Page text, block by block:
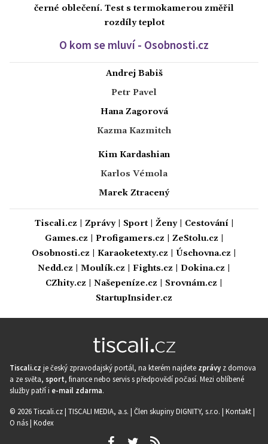
černé oblečení. Test s termokamerou změřil
rozdíly teplot
O kom se mluví - Osobnosti.cz
Andrej Babiš
Petr Pavel
Hana Zagorová
Kazma Kazmitch
Kim Kardashian
Karlos Vémola
Marek Ztracený
Tiscali.cz Zprávy| Sport| Ženy| Cestování|
Games.cz
Profigamers.cz ZeStolu.cz
Osobnosti.cz
Karaoketexty.cz Úschovna.cz
Nedd.cz
Moulík.cz Fights.cz Dokina.cz
CZhity.cz
Našepeníze.cz Srovnám.cz
StartupInsider.cz
Tiscali.cz je český zpravodajský portál, na kterém najdete zprávy z domova
a ze světa, sport, finance nebo servis s předpovědí počasí. Mezi oblíbené
služby patří i e-mail zdarma.
© 2026 Tiscali.cz | TISCALI MEDIA, a.s. | Člen skupiny DIGNITY, s.r.o. | Kontakt|
O nás| Kodex